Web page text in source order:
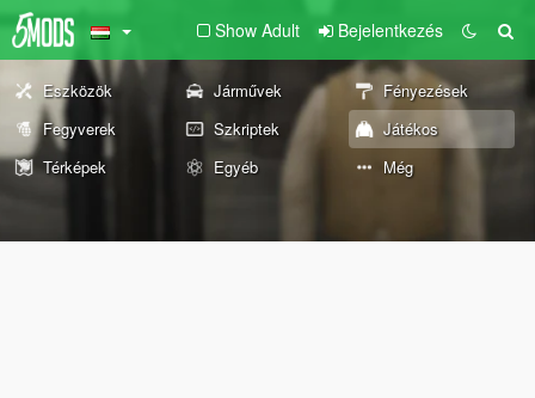
Show Adult Bejelentkezés
Eszközök Járművek
Fényezések
Fegyverek
Szkriptek
Játékos
Térképek
Egyéb Még